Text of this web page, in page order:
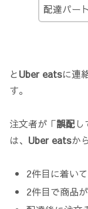
配達パー
とUber eatsに連
す。
注文者が「誤配
は、 Uber eatsか
2件目に着い
2件目で商品